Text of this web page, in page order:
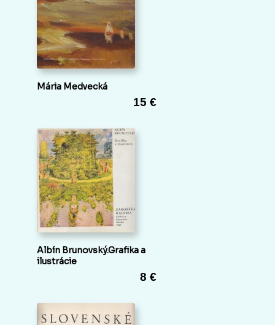
Mária Medvecká
15 €
Albín Brunovský.Grafika a
ilustrácie
8 €